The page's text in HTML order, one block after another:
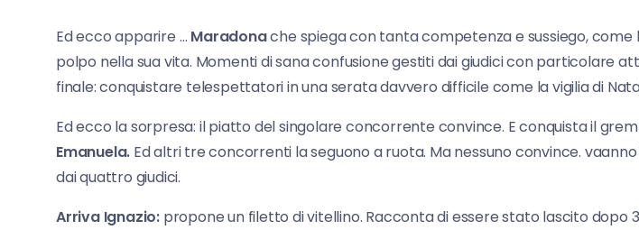
Ed ecco apparire … Maradonache spiega con tanta competenza e sussiego, come
polpo nella sua vita. Momenti di sana confusione gestiti dai giudici con particolare
finale: conquistare telespettatori in una serata davvero difficile come la vigilia di
Ed ecco la sorpresa: il piatto del singolare concorrente convince. E conquista il
Emanuela. Ed altri tre concorrenti la seguono a ruota. Ma nessuno convince.
dai quattro giudici.
Arriva Ignazio: propone un filetto di vitellino. Racconta di essere stato lascito dopo